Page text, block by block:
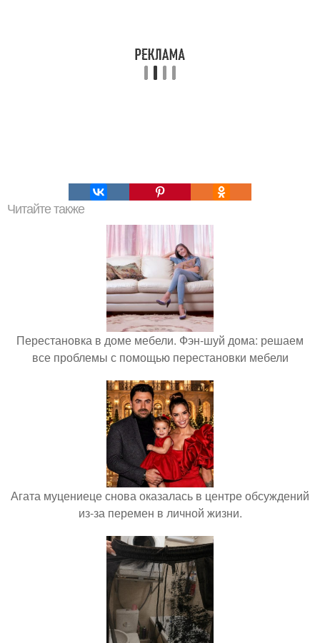
Читайте также
Перестановка в доме мебели. Фэн-шуй дома: решаем
все проблемы с помощью перестановки мебели
Агата муцениеце снова оказалась в центре обсуждений
из-за перемен в личной жизни.